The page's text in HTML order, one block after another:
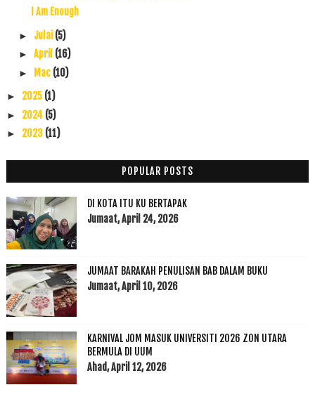
I Am Enough
► Julai(5)
► April (16)
► Mac (10)
► 2025 (1)
► 2024 (5)
► 2023 (11)
►2019 (118)
►2018(195)
►2017(199)
►2016(174)
► 2015(199)
►2014(47)
►2013(53)
►2012(100)
►2011(63)
POPULAR POSTS
DI KOTA ITU KU BERTAPAK
Jumaat, April 24, 2026
JUMAAT BARAKAH PENULISAN BAB DALAM BUKU
Jumaat, April 10, 2026
KARNIVAL JOM MASUK UNIVERSITI 2026 ZON UTARA
BERMULA DI UUM
Ahad, April 12, 2026